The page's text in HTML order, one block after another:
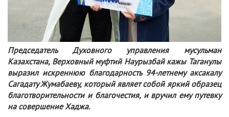
Председатель Духовного управления мусульман
Казахстана, Верховный муфтий Наурызбай кажы Таганулы
выразил искреннюю благодарность 94-летнему аксакалу
Сагадату Жумабаеву, который являет собой яркий образец
благотворительности и благочестия, и вручил ему путевку
на совершение Хаджа.